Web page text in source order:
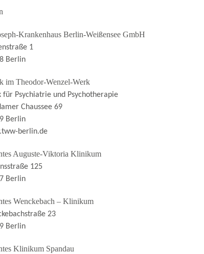
Krankenhaus Berlin-Weißensee GmbH
1
Berlin
im Theodor-Wenzel-Werk
für Psychiatrie und Psychotherapie
Chaussee 69
Berlin
berlin.de
Auguste-Viktoria Klinikum
125
Berlin
Wenckebach – Klinikum
23
Berlin
Klinikum Spandau